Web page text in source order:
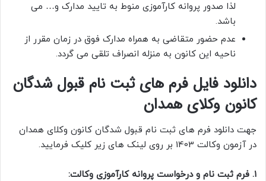
لذا صدور پروانه کارآموزی منوط به تایید مدارک و… می
باشد.
عدم حضور متقاضی به همراه مدارک فوق در زمان مقرر از
ناحیه این کانون به منزله انصراف تلقی می گردد.
دانلود فایل فرم های ثبت نام قبول شدگان
کانون وکلای همدان
جهت دانلود فرم های ثبت نام قبول شدگان کانون وکلای همدان
در آزمون وکالت 1403 بر روی لینک های زیر کلیک فرمایید.
۱. فرم ثبت نام و درخواست پروانه کارآموزی وکالت: